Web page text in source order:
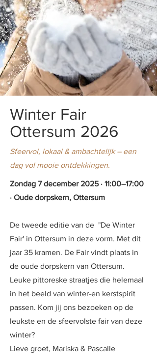
Winter Fair
Ottersum 2026
Sfeervol, lokaal & ambachtelijk – een
dag vol mooie ontdekkingen.
Zondag 7 december 2025 · 11:00–17:00
· Oude dorpskern, Ottersum
De tweede editie van de "De Winter
Fair' in Ottersum in deze vorm. Met dit
jaar 35 kramen. De Fair vindt plaats in
de oude dorpskern van Ottersum.
Leuke pittoreske straatjes die helemaal
in het beeld van winter-en kerstspirit
passen. Kom jij ons bezoeken op de
leukste en de sfeervolste fair van deze
winter?
Lieve groet, Mariska & Pascalle